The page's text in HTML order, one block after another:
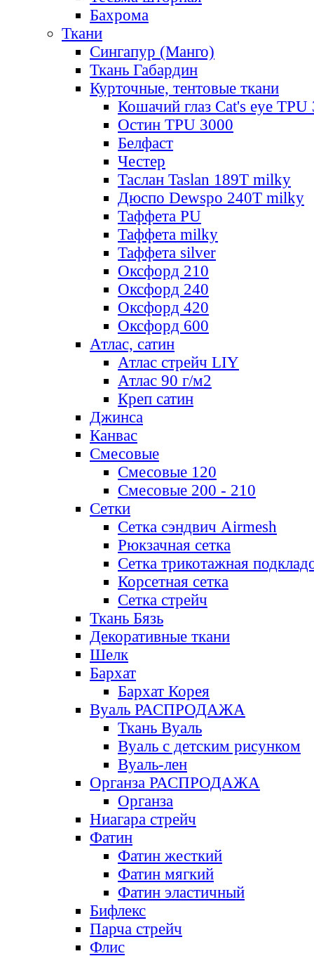
Бахрома
Ткани
Сингапур (Манго)
Ткань Габардин
Курточные, тентовые ткани
Кошачий глаз Cat's eye TPU
Остин TPU 3000
Белфаст
Честер
Таслан Taslan 189T milky
Дюспо Dewspo 240T milky
Таффета PU
Таффета milky
Таффета silver
Оксфорд 210
Оксфорд 240
Оксфорд 420
Оксфорд 600
Атлас, сатин
Атлас стрейч LIY
Атлас 90 г/м2
Креп сатин
Джинса
Канвас
Смесовые
Смесовые 120
Смесовые 200 - 210
Сетки
Сетка сэндвич Airmesh
Рюкзачная сетка
Сетка трикотажная
Корсетная сетка
Сетка стрейч
Ткань Бязь
Декоративные ткани
Шелк
Бархат
Бархат Корея
Вуаль РАСПРОДАЖА
Ткань Вуаль
Вуаль с детским рисунком
Вуаль-лен
Органза РАСПРОДАЖА
Органза
Ниагара стрейч
Фатин
Фатин жесткий
Фатин мягкий
Фатин элаcтичный
Бифлекс
Парча стрейч
Флис